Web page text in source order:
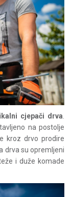
cjepači drva
na postolje
kroz drvo prodire
drva su opremljeni
i duže komade